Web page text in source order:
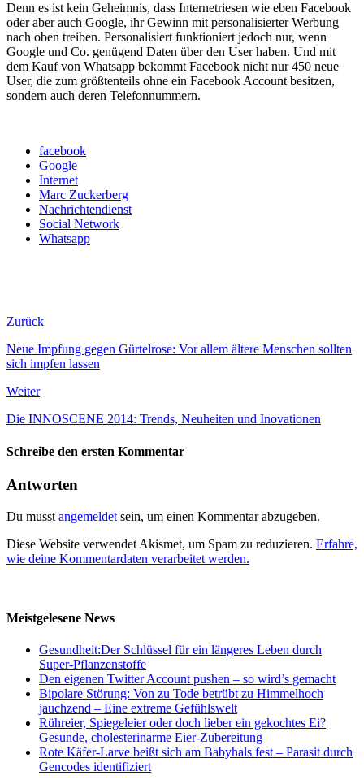
Denn es ist kein Geheimnis, dass Internetriesen wie eben Facebook
oder aber auch Google, ihr Gewinn mit personalisierter Werbung
nach oben treiben. Personalisiert funktioniert jedoch nur, wenn
Google und Co. genügend Daten über den User haben. Und mit
dem Kauf von Whatsapp bekommt Facebook nicht nur 450 neue
User, die zum größtenteils ohne ein Facebook Account besitzen,
sondern auch deren Telefonnummern.
facebook
Google
Internet
Marc Zuckerberg
Nachrichtendienst
Social Network
Whatsapp
Zurück
Neue Impfung gegen Gürtelrose: Vor allem ältere Menschen sollten
sich impfen lassen
Weiter
Die INNOSCENE 2014: Trends, Neuheiten und Inovationen
Schreibe den ersten Kommentar
Antworten
Du musst angemeldet sein, um einen Kommentar abzugeben.
Diese Website verwendet Akismet, um Spam zu reduzieren. Erfahre,
wie deine Kommentardaten verarbeitet werden.
Meistgelesene News
Gesundheit:Der Schlüssel für ein längeres Leben durch
Super-Pflanzenstoffe
Den eigenen Twitter Account pushen – so wird’s gemacht
Bipolare Störung: Von zu Tode betrübt zu Himmelhoch
jauchzend – Eine extreme Gefühlswelt
Rühreier, Spiegeleier oder doch lieber ein gekochtes Ei?
Gesunde, cholesterinarme Eier-Zubereitung
Rote Käfer-Larve beißt sich am Babyhals fest – Parasit durch
Gencodes identifiziert